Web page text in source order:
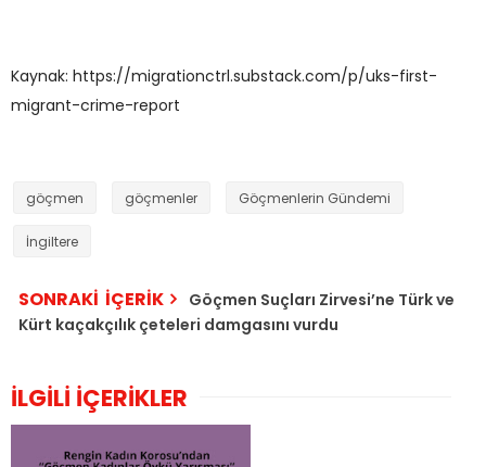
Kaynak: https://migrationctrl.substack.com/p/uks-first-
migrant-crime-report
göçmen göçmenler Göçmenlerin Gündemi
İngiltere
SONRAKİ İÇERİK
Göçmen Suçları Zirvesi’ne Türk ve
Kürt kaçakçılık çeteleri damgasını vurdu
İLGİLİ İÇERİKLER